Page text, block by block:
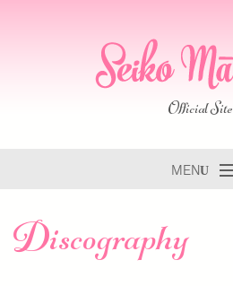
Official Site
MENU
Profile
Discography